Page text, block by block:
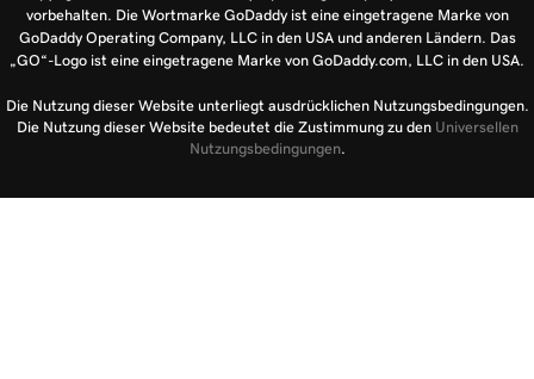
vorbehalten. Die Wortmarke GoDaddy ist eine eingetragene Marke von
GoDaddy Operating Company, LLC in den USA und anderen Ländern. Das
„GO“-Logo ist eine eingetragene Marke von GoDaddy.com, LLC in den USA.
Die Nutzung dieser Website unterliegt ausdrücklichen Nutzungsbedingungen.
Die Nutzung dieser Website bedeutet die Zustimmung zu den Universellen
Nutzungsbedingungen.